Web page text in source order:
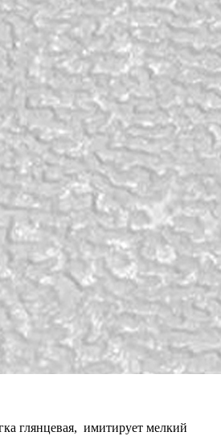
глянцевая, имитирует мелкий